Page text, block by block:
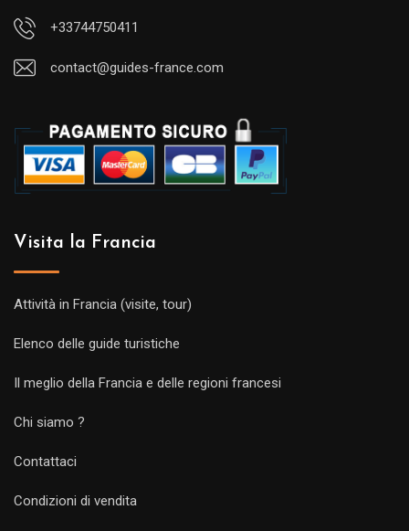
+33744750411
contact@guides-france.com
Visita la Francia
Attività in Francia (visite, tour)
Elenco delle guide turistiche
Il meglio della Francia e delle regioni francesi
Chi siamo ?
Contattaci
Condizioni di vendita